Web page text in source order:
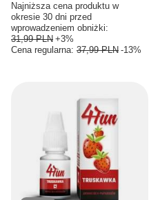
Najniższa cena produktu w
okresie 30 dni przed
wprowadzeniem obniżki:
31,99 PLN +3%
Cena regularna: 37,99 PLN -13%